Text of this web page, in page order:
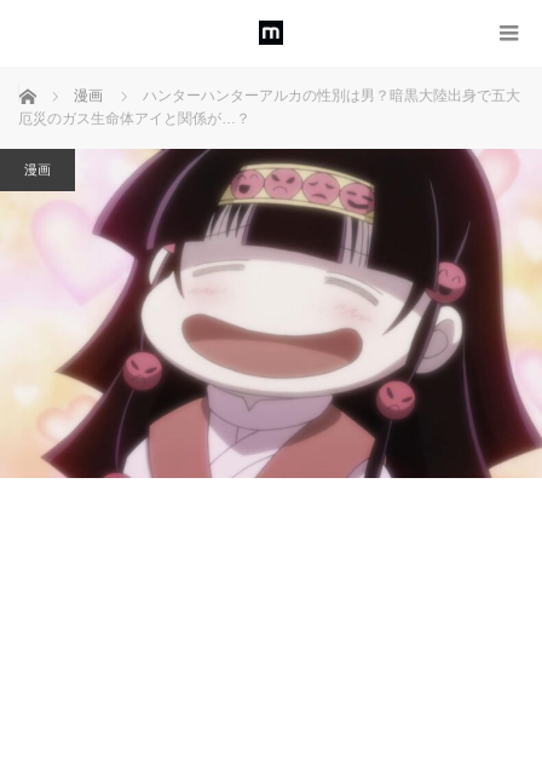
ホーム 漫画
ハンターハンターアルカの性別は男？暗黒大陸出身で五大
厄災のガス生命体アイと関係が…？
漫画